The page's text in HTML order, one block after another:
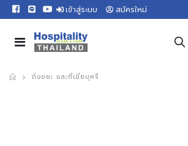
เข้าสู่ระบบ สมัครใหม่
ถังขยะ และที่เขี่ยบุหรี่